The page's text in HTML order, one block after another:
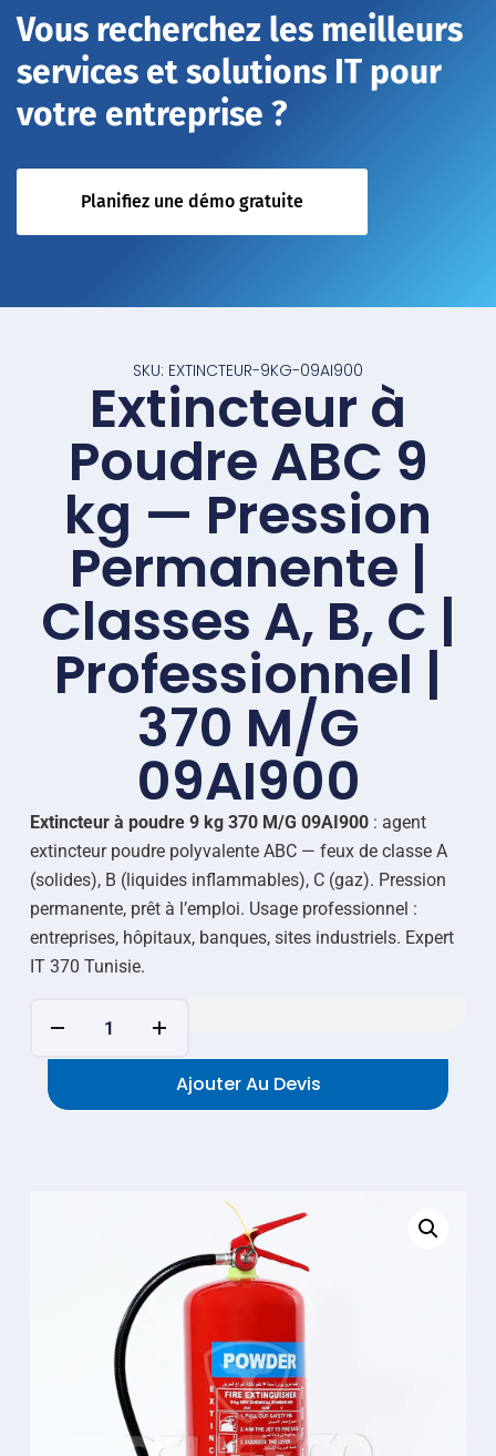
Vous recherchez les meilleurs
services et solutions IT pour
votre entreprise ?
Planifiez une démo gratuite
SKU: EXTINCTEUR-9KG-09AI900
Extincteur à
Poudre ABC 9
kg — Pression
Permanente |
Classes A, B, C |
Professionnel |
370 M/G
09AI900
Extincteur à poudre 9 kg 370 M/G 09AI900: agent
extincteur poudre polyvalente ABC — feux de classe A
(solides), B (liquides inflammables), C (gaz). Pression
permanente, prêt à l’emploi. Usage professionnel :
entreprises, hôpitaux, banques, sites industriels. Expert
IT 370 Tunisie.
Ajouter Au Devis